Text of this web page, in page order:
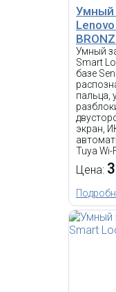
RED
Цена:
Smart
базе
экран,
Tuya
Умный
Умный
Smart
базе
пальца,
экран,
Tuya Wi-
Цена: